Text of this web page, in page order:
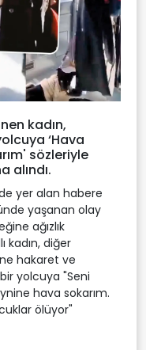
kadın,
‘Hava
sözleriyle
alındı.
yer alan habere
yaşanan olay
ağızlık
kadın, diğer
hakaret ve
yolcuya "Seni
hava sokarım.
ölüyor"